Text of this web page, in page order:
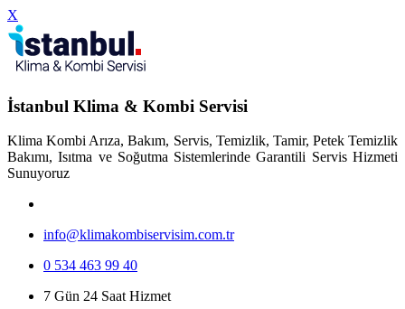
X
İstanbul Klima & Kombi Servisi
Klima Kombi Arıza, Bakım, Servis, Temizlik, Tamir, Petek Temizlik
Bakımı, Isıtma ve Soğutma Sistemlerinde Garantili Servis Hizmeti
Sunuyoruz
info@klimakombiservisim.com.tr
0 534 463 99 40
7 Gün 24 Saat Hizmet